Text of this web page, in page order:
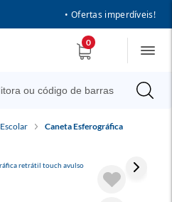
• Ofertas imperdíveis!
0
Escolar Caneta Esferográfica